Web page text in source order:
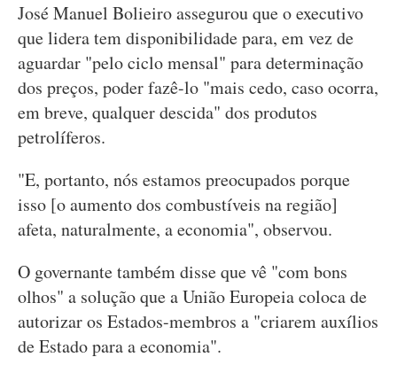
José Manuel Bolieiro assegurou que o executivo
que lidera tem disponibilidade para, em vez de
aguardar "pelo ciclo mensal" para determinação
dos preços, poder fazê-lo "mais cedo, caso ocorra,
em breve, qualquer descida" dos produtos
petrolíferos.
"E, portanto, nós estamos preocupados porque
isso [o aumento dos combustíveis na região]
afeta, naturalmente, a economia", observou.
O governante também disse que vê "com bons
olhos" a solução que a União Europeia coloca de
autorizar os Estados-membros a "criarem auxílios
de Estado para a economia".